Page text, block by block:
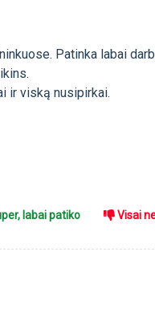
Patinka labai
ir viską nusipirkai.
labai patiko Visai